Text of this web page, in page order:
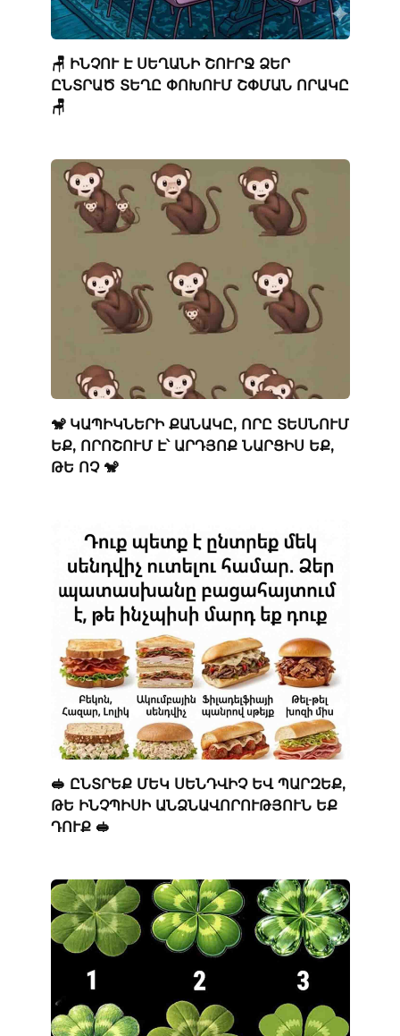
🪑 ԻՆՉՈՒ Է ՍԵՂԱՆԻ ՇՈՒՐՋ ՁԵՐ
ԸՆՏՐԱԾ ՏԵՂԸ ՓՈԽՈՒՄ ՇՓՄԱՆ ՈՐԱԿԸ
🪑
🐒 ԿԱՊԻԿՆԵՐԻ ՔԱՆԱԿԸ, ՈՐԸ ՏԵՍՆՈՒՄ
ԵՔ, ՈՐՈՇՈՒՄ Է՝ ԱՐԴՅՈՔ ՆԱՐՑԻՍ ԵՔ,
ԹԵ ՈՉ 🐒
🥪 ԸՆՏՐԵՔ ՄԵԿ ՍԵՆԴՎԻՉ ԵՎ ՊԱՐԶԵՔ,
ԹԵ ԻՆՉՊԻՍԻ ԱՆՁՆԱՎՈՐՈՒԹՅՈՒՆ ԵՔ
ԴՈՒՔ 🥪